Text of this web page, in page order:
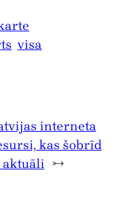
visa
interneta
kas šobrīd
→